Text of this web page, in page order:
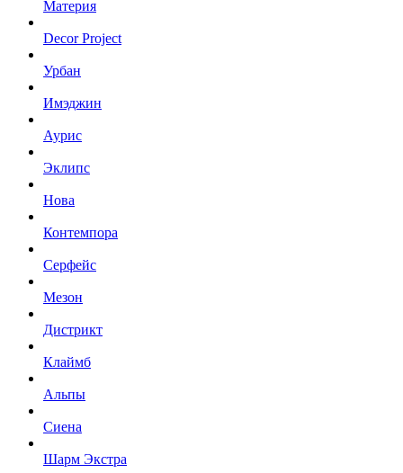
Материя
Decor Project
Урбан
Имэджин
Аурис
Эклипс
Нова
Контемпора
Серфейс
Мезон
Дистрикт
Клаймб
Альпы
Сиена
Шарм Экстра